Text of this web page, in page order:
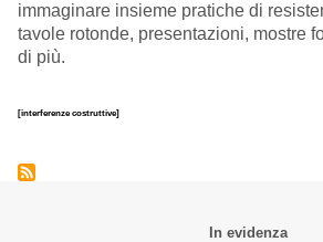
immaginare insieme pratiche di
tavole rotonde, presentazioni, mostre
di più.
[interferenze costruttive]
In evidenza